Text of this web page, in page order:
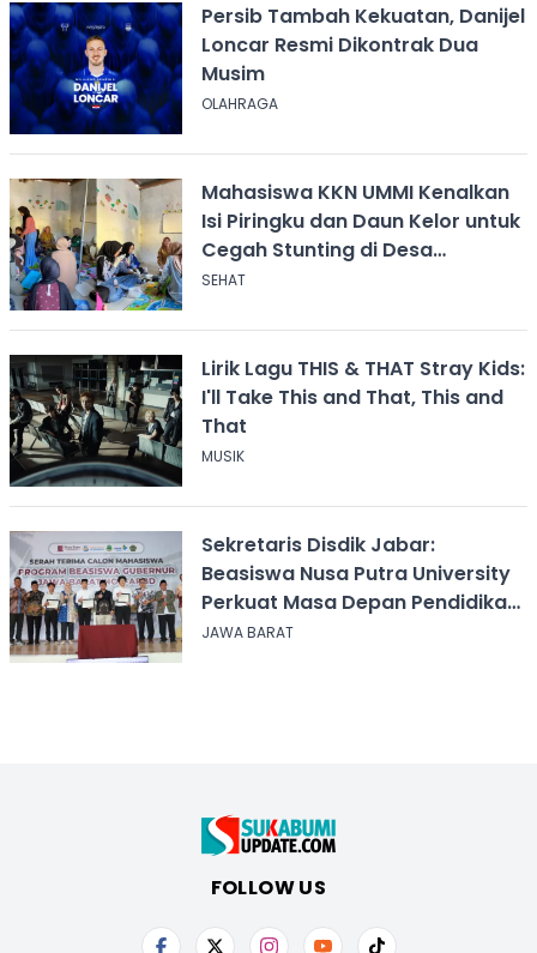
Persib Tambah Kekuatan, Danijel
Loncar Resmi Dikontrak Dua
Musim
OLAHRAGA
Mahasiswa KKN UMMI Kenalkan
Isi Piringku dan Daun Kelor untuk
Cegah Stunting di Desa
Calingcing
SEHAT
Lirik Lagu THIS & THAT Stray Kids:
I'll Take This and That, This and
That
MUSIK
Sekretaris Disdik Jabar:
Beasiswa Nusa Putra University
Perkuat Masa Depan Pendidikan
Jawa Barat
JAWA BARAT
FOLLOW US